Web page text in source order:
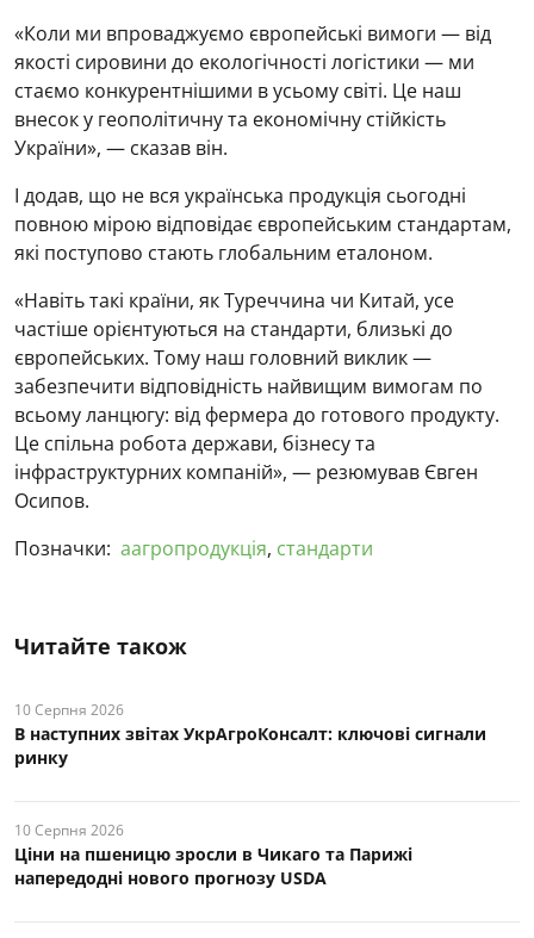
«Коли ми впроваджуємо європейські вимоги — від
якості сировини до екологічності логістики — ми
стаємо конкурентнішими в усьому світі. Це наш
внесок у геополітичну та економічну стійкість
України», — сказав він.
І додав, що не вся українська продукція сьогодні
повною мірою відповідає європейським стандартам,
які поступово стають глобальним еталоном.
«Навіть такі країни, як Туреччина чи Китай, усе
частіше орієнтуються на стандарти, близькі до
європейських. Тому наш головний виклик —
забезпечити відповідність найвищим вимогам по
всьому ланцюгу: від фермера до готового продукту.
Це спільна робота держави, бізнесу та
інфраструктурних компаній», — резюмував Євген
Осипов.
Позначки: аагропродукція, стандарти
Читайте також
10 Серпня 2026
В наступних звітах УкрАгроКонсалт: ключові cигнали
ринку
10 Серпня 2026
Ціни на пшеницю зросли в Чикаго та Парижі
напередодні нового прогнозу USDA